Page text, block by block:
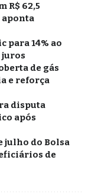
R$ 62,5
aponta
para 14% ao
juros
de gás
e reforça
disputa
após
julho do Bolsa
de